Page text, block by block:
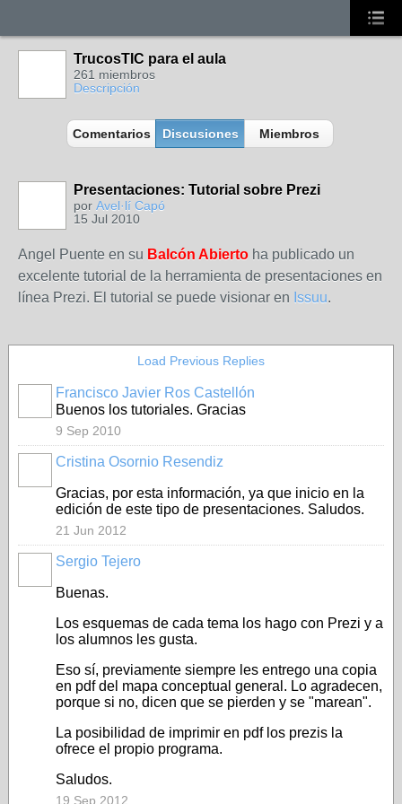
TrucosTIC para el aula
261 miembros
Descripción
Comentarios Discusiones Miembros
Presentaciones: Tutorial sobre Prezi
por Avel·lí Capó
15 Jul 2010
Angel Puente en su Balcón Abierto ha publicado un
excelente tutorial de la herramienta de presentaciones en
línea Prezi. El tutorial se puede visionar en Issuu.
Load Previous Replies
Francisco Javier Ros Castellón
Buenos los tutoriales. Gracias
9 Sep 2010
Cristina Osornio Resendiz
Gracias, por esta información, ya que inicio en la
edición de este tipo de presentaciones. Saludos.
21 Jun 2012
Sergio Tejero
Buenas.
Los esquemas de cada tema los hago con Prezi y a
los alumnos les gusta.
Eso sí, previamente siempre les entrego una copia
en pdf del mapa conceptual general. Lo agradecen,
porque si no, dicen que se pierden y se "marean".
La posibilidad de imprimir en pdf los prezis la
ofrece el propio programa.
Saludos.
19 Sep 2012